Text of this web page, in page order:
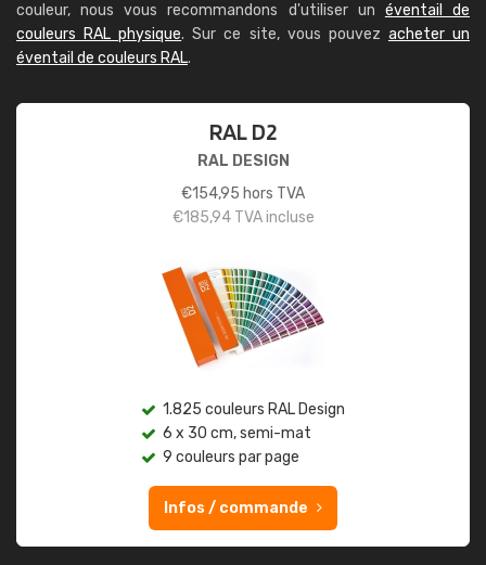
couleur, nous vous recommandons d'utiliser un éventail de
couleurs RAL physique. Sur ce site, vous pouvez acheter un
éventail de couleurs RAL.
RAL D2
RAL DESIGN
€154,95 hors TVA
€185,94TVA incluse
1.825 couleurs RAL Design
6 x 30 cm, semi-mat
9 couleurs par page
Infos / commande